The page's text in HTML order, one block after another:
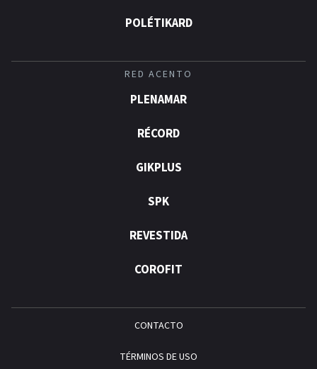
POLÉTIKARD
RED ACENTO
PLENAMAR
RÉCORD
GIKPLUS
SPK
REVESTIDA
COROFIT
CONTACTO
TÉRMINOS DE USO